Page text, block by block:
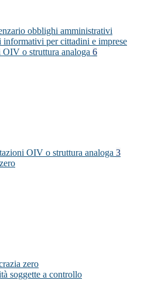
obblighi amministrativi
informativi per cittadini e imprese
OIV o struttura analoga 6
OIV o struttura analoga 3
zero
soggette a controllo